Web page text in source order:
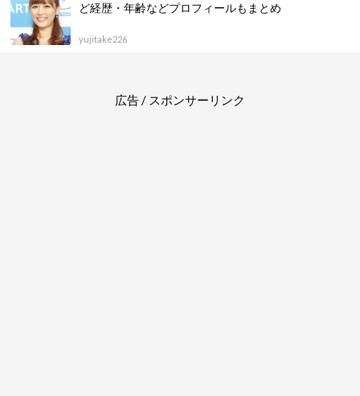
ど経歴・年齢などプロフィールもまとめ
yujitake226
広告 / スポンサーリンク